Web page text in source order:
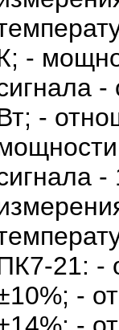
-
-
-
21: -
-